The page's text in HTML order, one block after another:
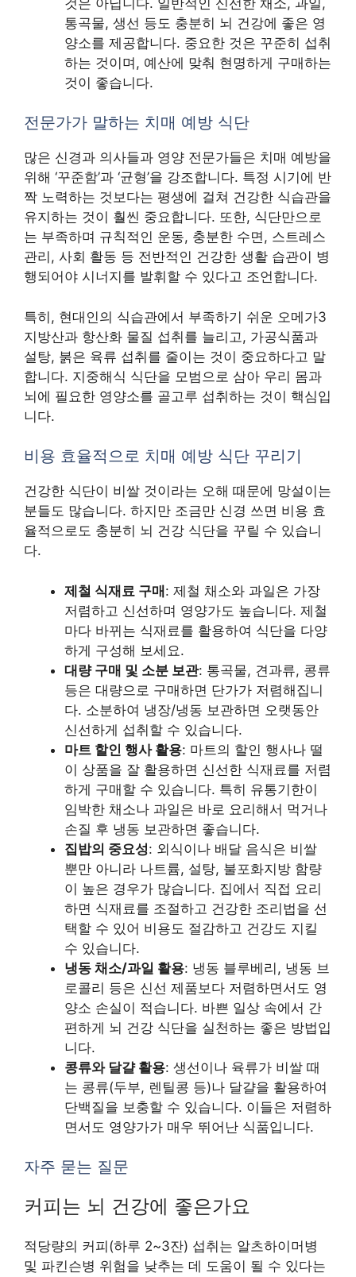
통곡물, 생선 등도 충분히 뇌 건강에 좋은 영
양소를 제공합니다. 중요한 것은 꾸준히 섭취
하는 것이며, 예산에 맞춰 현명하게 구매하는
것이 좋습니다.
전문가가 말하는 치매 예방 식단
많은 신경과 의사들과 영양 전문가들은 치매 예방을
위해 ‘꾸준함’과 ‘균형’을 강조합니다. 특정 시기에 반
짝 노력하는 것보다는 평생에 걸쳐 건강한 식습관을
유지하는 것이 훨씬 중요합니다. 또한, 식단만으로
는 부족하며 규칙적인 운동, 충분한 수면, 스트레스
관리, 사회 활동 등 전반적인 건강한 생활 습관이 병
행되어야 시너지를 발휘할 수 있다고 조언합니다.
특히, 현대인의 식습관에서 부족하기 쉬운 오메가3
지방산과 항산화 물질 섭취를 늘리고, 가공식품과
설탕, 붉은 육류 섭취를 줄이는 것이 중요하다고 말
합니다. 지중해식 식단을 모범으로 삼아 우리 몸과
뇌에 필요한 영양소를 골고루 섭취하는 것이 핵심입
니다.
비용 효율적으로 치매 예방 식단 꾸리기
건강한 식단이 비쌀 것이라는 오해 때문에 망설이는
분들도 많습니다. 하지만 조금만 신경 쓰면 비용 효
율적으로도 충분히 뇌 건강 식단을 꾸릴 수 있습니
다.
제철 식재료 구매: 제철 채소와 과일은 가장
저렴하고 신선하며 영양가도 높습니다. 제철
마다 바뀌는 식재료를 활용하여 식단을 다양
하게 구성해 보세요.
대량 구매 및 소분 보관: 통곡물, 견과류, 콩류
등은 대량으로 구매하면 단가가 저렴해집니
다. 소분하여 냉장/냉동 보관하면 오랫동안
신선하게 섭취할 수 있습니다.
마트 할인 행사 활용: 마트의 할인 행사나 떨
이 상품을 잘 활용하면 신선한 식재료를 저렴
하게 구매할 수 있습니다. 특히 유통기한이
임박한 채소나 과일은 바로 요리해서 먹거나
손질 후 냉동 보관하면 좋습니다.
집밥의 중요성: 외식이나 배달 음식은 비쌀
뿐만 아니라 나트륨, 설탕, 불포화지방 함량
이 높은 경우가 많습니다. 집에서 직접 요리
하면 식재료를 조절하고 건강한 조리법을 선
택할 수 있어 비용도 절감하고 건강도 지킬
수 있습니다.
냉동 채소/과일 활용: 냉동 블루베리, 냉동 브
로콜리 등은 신선 제품보다 저렴하면서도 영
양소 손실이 적습니다. 바쁜 일상 속에서 간
편하게 뇌 건강 식단을 실천하는 좋은 방법입
니다.
콩류와 달걀 활용: 생선이나 육류가 비쌀 때
는 콩류(두부, 렌틸콩 등)나 달걀을 활용하여
단백질을 보충할 수 있습니다. 이들은 저렴하
면서도 영양가가 매우 뛰어난 식품입니다.
자주 묻는 질문
커피는 뇌 건강에 좋은가요
적당량의 커피(하루 2~3잔) 섭취는 알츠하이머병
및 파킨슨병 위험을 낮추는 데 도움이 될 수 있다는